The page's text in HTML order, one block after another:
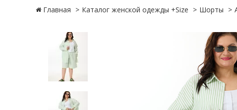
Главная Каталог женской одежды +Size Шорты